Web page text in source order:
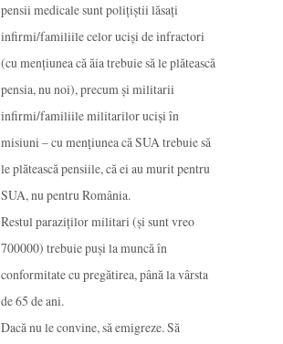
pensii medicale sunt polițiștii lăsați
infirmi/familiile celor uciși de infractori
(cu mențiunea că ăia trebuie să le plătească
pensia, nu noi), precum și militarii
infirmi/familiile militarilor uciși în
misiuni – cu mențiunea că SUA trebuie să
le plătească pensiile, că ei au murit pentru
SUA, nu pentru România.
Restul paraziților militari (și sunt vreo
700000) trebuie puși la muncă în
conformitate cu pregătirea, până la vârsta
de 65 de ani.
Dacă nu le convine, să emigreze. Să